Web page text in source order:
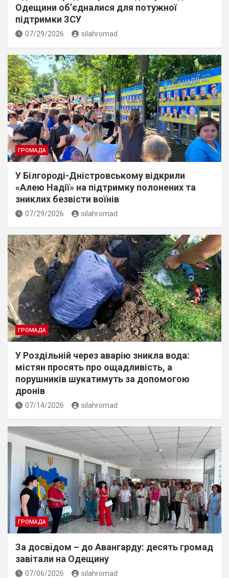
Одещини об’єдналися для потужної
підтримки ЗСУ
07/29/2026 silahromad
ГРОМАДА
У Білгороді-Дністровському відкрили
«Алею Надії» на підтримку полонених та
зниклих безвісти воїнів
07/29/2026 silahromad
ГРОМАДА
У Роздільній через аварію зникла вода:
містян просять про ощадливість, а
порушників шукатимуть за допомогою
дронів
07/14/2026 silahromad
ГРОМАДА
За досвiдом – до Авангарду: десять громад
завiтали на Одещину
07/06/2026 silahromad